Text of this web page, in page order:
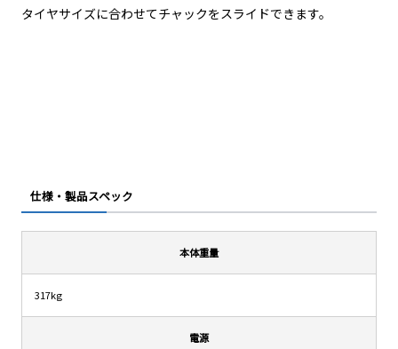
タイヤサイズに合わせてチャックをスライドできます。
仕様・製品スペック
本体重量
317kg
電源